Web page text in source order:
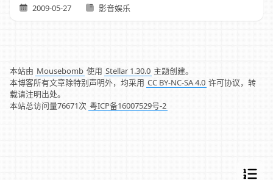
2009-05-27 影音娱乐
本站由 Mousebomb 使用 Stellar 1.30.0 主题创建。
本博客所有文章除特别声明外，均采用 CC BY-NC-SA 4.0 许可协议，转
载请注明出处。
本站总访问量76671次 粤ICP备16007529号-2